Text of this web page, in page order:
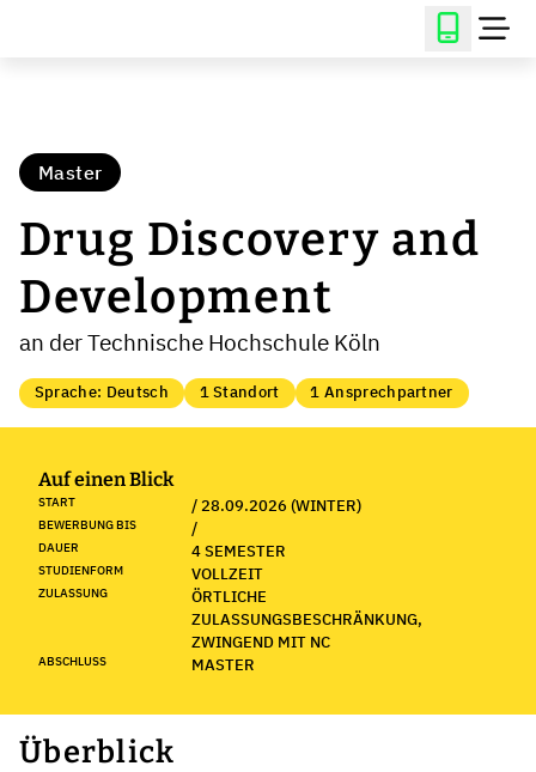
Master
Drug Discovery and
Development
an der Technische Hochschule Köln
Sprache: Deutsch 1 Standort 1 Ansprechpartner
Auf einen Blick
START / 28.09.2026 (WINTER)
BEWERBUNG BIS /
DAUER 4 SEMESTER
STUDIENFORM VOLLZEIT
ZULASSUNG
ÖRTLICHE
ZULASSUNGSBESCHRÄNKUNG,
ZWINGEND MIT NC
ABSCHLUSS MASTER
Überblick